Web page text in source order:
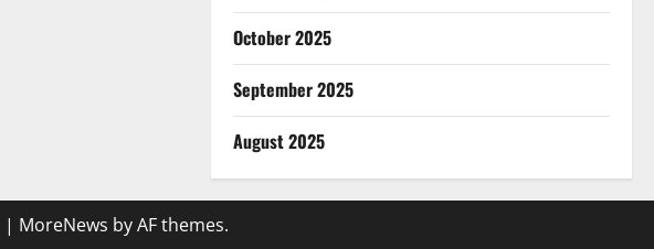
October 2025
September 2025
August 2025
| MoreNews by AF themes.